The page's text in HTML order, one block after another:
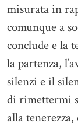
misurata in
comunque a
conclude e
la partenza,
silenzi e il
di rimettermi
alla